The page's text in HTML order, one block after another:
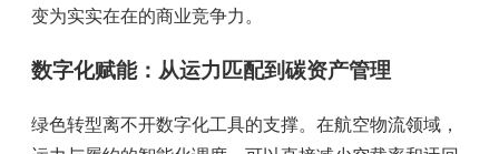
变为实实在在的商业竞争力。
数字化赋能：从运力匹配到碳资产管理
绿色转型离不开数字化工具的支撑。在航空物流领域，